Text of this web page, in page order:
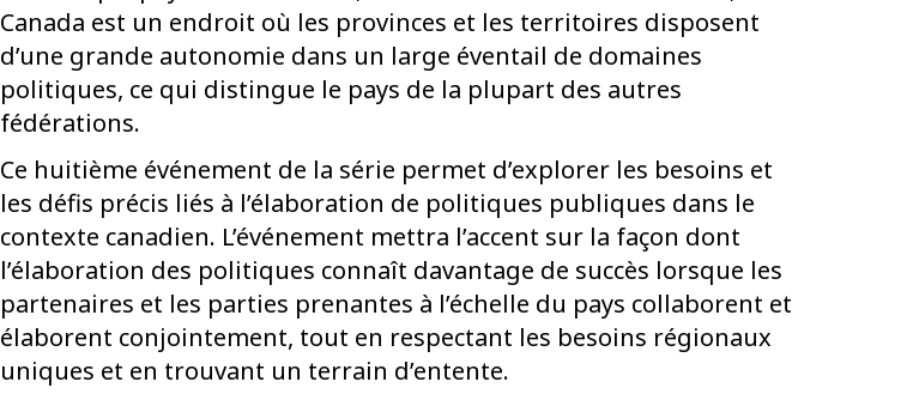
Canada est un endroit où les provinces et les territoires disposent
d’une grande autonomie dans un large éventail de domaines
politiques, ce qui distingue le pays de la plupart des autres
fédérations.
Ce huitième événement de la série permet d’explorer les besoins et
les défis précis liés à l’élaboration de politiques publiques dans le
contexte canadien. L’événement mettra l’accent sur la façon dont
l’élaboration des politiques connaît davantage de succès lorsque les
partenaires et les parties prenantes à l’échelle du pays collaborent et
élaborent conjointement, tout en respectant les besoins régionaux
uniques et en trouvant un terrain d’entente.